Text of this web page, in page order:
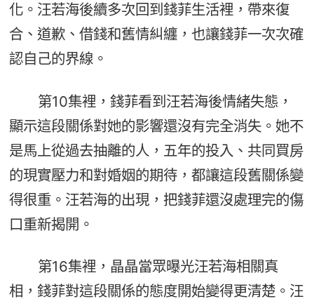
化。汪若海後續多次回到錢菲生活裡，帶來復
合、道歉、借錢和舊情糾纏，也讓錢菲一次次確
認自己的界線。
第10集裡，錢菲看到汪若海後情緒失態，
顯示這段關係對她的影響還沒有完全消失。她不
是馬上從過去抽離的人，五年的投入、共同買房
的現實壓力和對婚姻的期待，都讓這段舊關係變
得很重。汪若海的出現，把錢菲還沒處理完的傷
口重新揭開。
第16集裡，晶晶當眾曝光汪若海相關真
相，錢菲對這段關係的態度開始變得更清楚。汪